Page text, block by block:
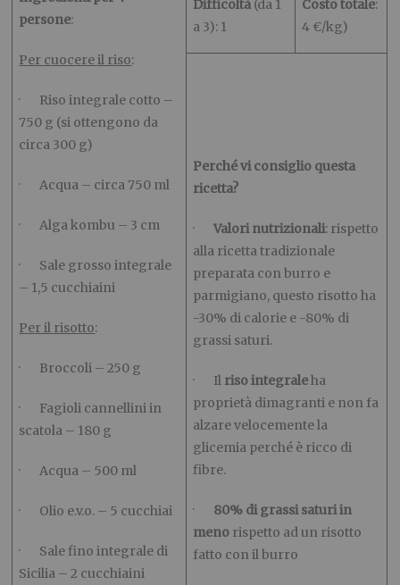
persone:
Per cuocere il riso:
· Riso integrale cotto –
750 g (si ottengono da
circa 300 g)
· Acqua – circa 750 ml
· Alga kombu – 3 cm
· Sale grosso integrale
– 1,5 cucchiaini
Per il risotto:
· Broccoli – 250 g
· Fagioli cannellini in
scatola – 180 g
· Acqua – 500 ml
· Olio e.v.o. – 5 cucchiai
· Sale fino integrale di
Sicilia – 2 cucchiaini
Difficoltà (da 1
a 3): 1
Costo totale:
4 €/kg)
Perché vi consiglio questa
ricetta?
·Valori nutrizionali: rispetto
alla ricetta tradizionale
preparata con burro e
parmigiano, questo risotto ha
-30% di calorie e -80% di
grassi saturi.
· Il riso integraleha
proprietà dimagranti e non fa
alzare velocemente la
glicemia perché è ricco di
fibre.
· 80% di grassi saturi in
meno rispetto ad un risotto
fatto con il burro